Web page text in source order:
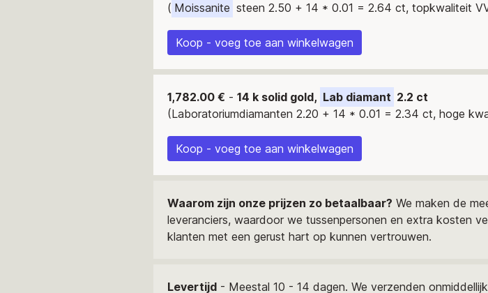
( Moissanite steen 2.50 + 14 * 0.01 = 2.64 ct, topkwaliteit
Koop - voeg toe aan winkelwagen
1,782.00 € - 14 k solid gold, Lab diamant 2.2 ct
(Laboratoriumdiamanten 2.20 + 14 * 0.01 = 2.34 ct, hoge
Koop - voeg toe aan winkelwagen
Waarom zijn onze prijzen zo betaalbaar? We maken de
leveranciers, waardoor we tussenpersonen en extra kosten
klanten met een gerust hart op kunnen vertrouwen.
Levertijd - Meestal 10 - 14 dagen. We verzenden